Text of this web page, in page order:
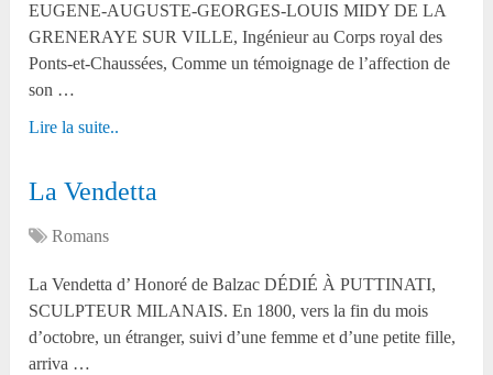
EUGENE-AUGUSTE-GEORGES-LOUIS MIDY DE LA
GRENERAYE SUR VILLE, Ingénieur au Corps royal des
Ponts-et-Chaussées, Comme un témoignage de l’affection de
son …
Lire la suite..
La Vendetta
Romans
La Vendetta d’ Honoré de Balzac DÉDIÉ À PUTTINATI,
SCULPTEUR MILANAIS. En 1800, vers la fin du mois
d’octobre, un étranger, suivi d’une femme et d’une petite fille,
arriva …